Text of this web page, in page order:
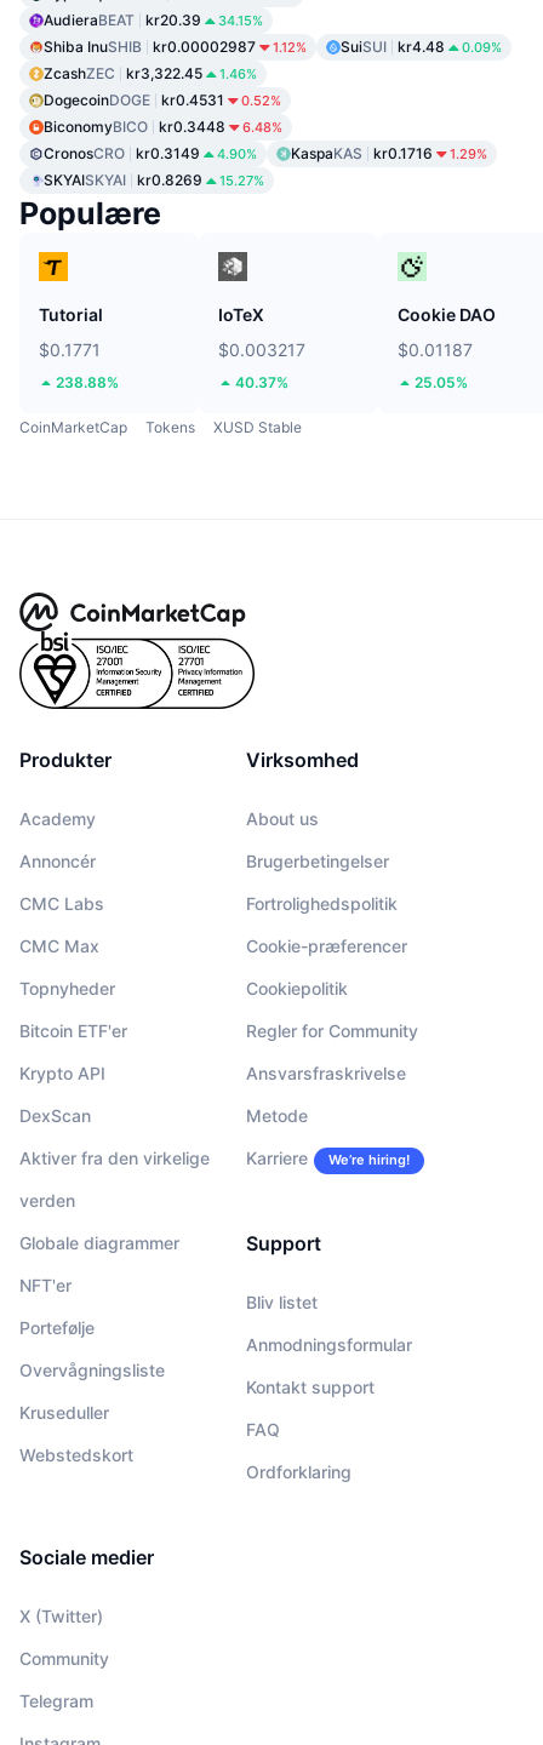
AudieraBEAT kr20.39 34.15%
Shiba InuSHIB kr0.00002987 1.12% SuiSUI kr4.48 0.09%
ZcashZEC kr3,322.45 1.46%
DogecoinDOGE kr0.4531 0.52%
BiconomyBICO kr0.3448 6.48%
CronosCRO kr0.3149 4.90% KaspaKAS kr0.1716 1.29%
SKYAISKYAI kr0.8269 15.27%
Populære
Tutorial
$0.1771
238.88%
IoTeX
$0.003217
40.37%
Cookie DAO
$0.01187
25.05%
CoinMarketCap Tokens XUSD Stable
Produkter
Academy
Annoncér
CMC Labs
CMC Max
Topnyheder
Bitcoin ETF'er
Krypto API
DexScan
Aktiver fra den virkelige
verden
Globale diagrammer
NFT'er
Portefølje
Overvågningsliste
Kruseduller
Webstedskort
Virksomhed
About us
Brugerbetingelser
Fortrolighedspolitik
Cookie-præferencer
Cookiepolitik
Regler for Community
Ansvarsfraskrivelse
Metode
Karriere We’re hiring!
Support
Bliv listet
Anmodningsformular
Kontakt support
FAQ
Ordforklaring
Sociale medier
X (Twitter)
Community
Telegram